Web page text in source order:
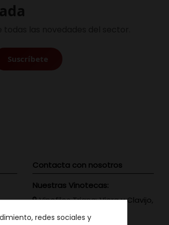
Contacta con nosotros
Nuestras Vinotecas:
Vinofilos Triana: Viera y Clavijo,
GC: 828071656
redes sociales y